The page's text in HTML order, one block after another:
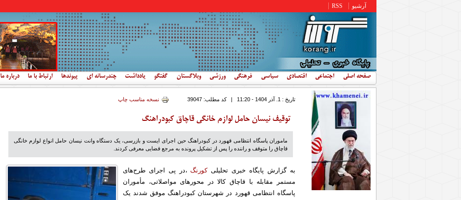
آرشیو RSS
صفحه اصلی اجتماعی اقتصادی سیاسی فرهنگی ورزشی وبلاگستان گفتگو یادداشت چندرسانه ای پیوندها ارتباط با ما درباره ما
تاریخ : 1. آذر 1404 - 11:20 |کد مطلب:39047 نسخه مناسب چاپ
توقیف نیسان حامل لوازم خانگی قاچاق کبودراهنگ
ماموران پاسگاه انتظامی قهورد در کبودراهنگ حین اجرای ایست و بازرسی، یک دستگاه وانت نیسان حامل انواع لوازم خانگی
قاچاق را متوقف و راننده را پس از تشکیل پرونده به مرجع قضایی معرفی کردند.
به گزارش پایگاه خبری تحلیلیکورنگ،در پی اجرای طرح‌های
مستمر مقابله با قاچاق کالا در محورهای مواصلاتی، مأموران
پاسگاه انتظامی قهورد در شهرستان کبودراهنگ موفق شدند یک